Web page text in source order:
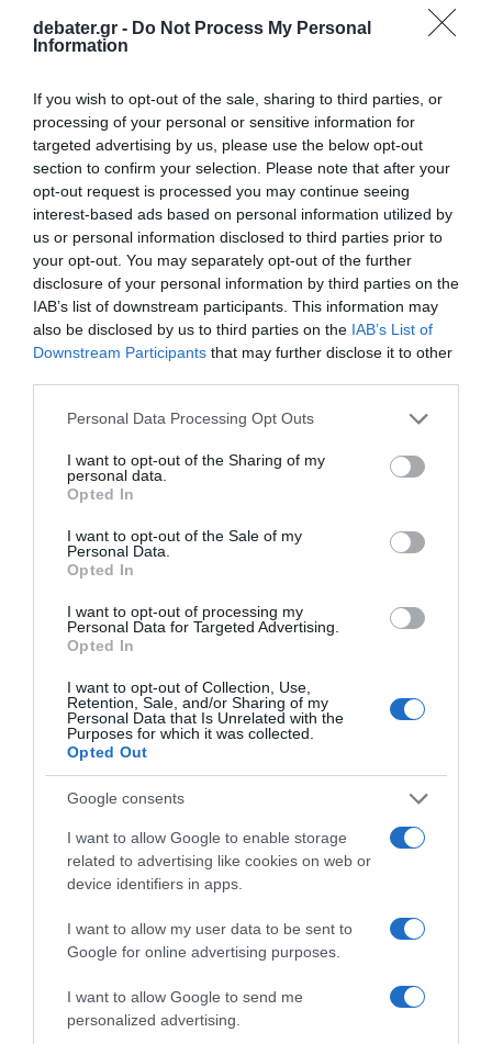
debater.gr - Do Not Process My Personal
Information
If you wish to opt-out of the sale, sharing to third parties, or
processing of your personal or sensitive information for
targeted advertising by us, please use the below opt-out
section to confirm your selection. Please note that after your
opt-out request is processed you may continue seeing
interest-based ads based on personal information utilized by
us or personal information disclosed to third parties prior to
your opt-out. You may separately opt-out of the further
disclosure of your personal information by third parties on the
IAB’s list of downstream participants. This information may
also be disclosed by us to third parties on the IAB’s List of
Downstream Participants that may further disclose it to other
Please note that this website/app uses one or more Google
not limited to your visit or usage behaviour. You may click to
grant or deny consent to Google and its third-party tags to
use your data for below specified purposes in below Google
consent section.
Personal Data Processing Opt Outs
I want to opt-out of the Sharing of my
personal data.
Opted In
I want to opt-out of the Sale of my
Personal Data.
Opted In
I want to opt-out of processing my
Personal Data for Targeted Advertising.
Opted In
I want to opt-out of Collection, Use,
Retention, Sale, and/or Sharing of my
Personal Data that Is Unrelated with the
Purposes for which it was collected.
Opted Out
Google consents
I want to allow Google to enable storage
related to advertising like cookies on web or
device identifiers in apps.
I want to allow my user data to be sent to
Google for online advertising purposes.
I want to allow Google to send me
personalized advertising.
ΕΛΛΑΔΑ
ΕΛΛΑΔΑ
Χανιά: Νεαρός Παλαιστίνιος
κλείδωσε ανήλικη στο σπίτι του – Την
έσωσαν οι φωνές της